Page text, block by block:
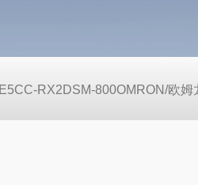
E5CC-RX2DSM-800OMRON/欧